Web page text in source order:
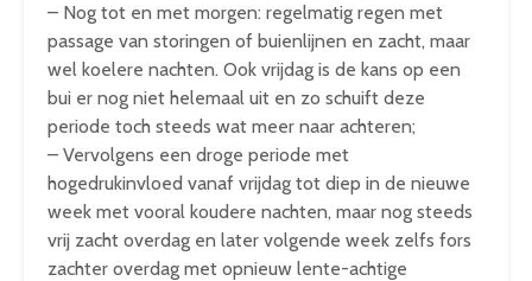
– Nog tot en met morgen: regelmatig regen met
passage van storingen of buienlijnen en zacht, maar
wel koelere nachten. Ook vrijdag is de kans op een
bui er nog niet helemaal uit en zo schuift deze
periode toch steeds wat meer naar achteren;
– Vervolgens een droge periode met
hogedrukinvloed vanaf vrijdag tot diep in de nieuwe
week met vooral koudere nachten, maar nog steeds
vrij zacht overdag en later volgende week zelfs fors
zachter overdag met opnieuw lente-achtige